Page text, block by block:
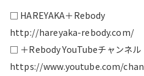
□ HAREYAKA＋Rebody
http://hareyaka-rebody.com/
□ ＋Rebody YouTubeチャンネル
https://www.youtube.com/